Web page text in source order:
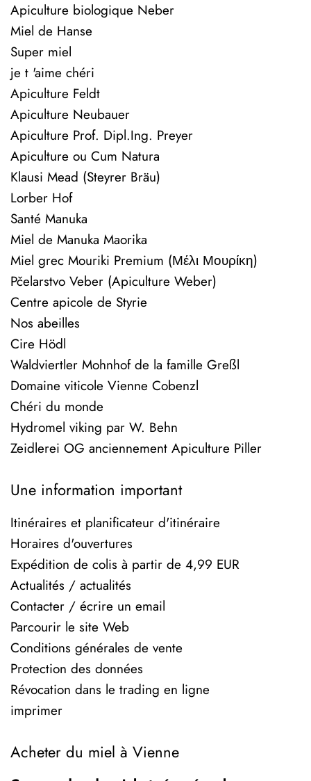
Apiculture biologique Neber
Miel de Hanse
Super miel
je t 'aime chéri
Apiculture Feldt
Apiculture Neubauer
Apiculture Prof. Dipl.Ing. Preyer
Apiculture ou Cum Natura
Klausi Mead (Steyrer Bräu)
Lorber Hof
Santé Manuka
Miel de Manuka Maorika
Miel grec Mouriki Premium (Μέλι Μουρίκη)
Pčelarstvo Veber (Apiculture Weber)
Centre apicole de Styrie
Nos abeilles
Cire Hödl
Waldviertler Mohnhof de la famille Greßl
Domaine viticole Vienne Cobenzl
Chéri du monde
Hydromel viking par W. Behn
Zeidlerei OG anciennement Apiculture Piller
Une information important
Itinéraires et planificateur d'itinéraire
Horaires d'ouvertures
Expédition de colis à partir de 4,99 EUR
Actualités / actualités
Contacter / écrire un email
Parcourir le site Web
Conditions générales de vente
Protection des données
Révocation dans le trading en ligne
imprimer
Acheter du miel à Vienne